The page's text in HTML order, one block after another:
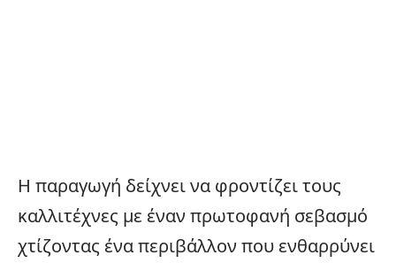
Η παραγωγή δείχνει να φροντίζει τους
καλλιτέχνες με έναν πρωτοφανή σεβασμό
χτίζοντας ένα περιβάλλον που ενθαρρύνει